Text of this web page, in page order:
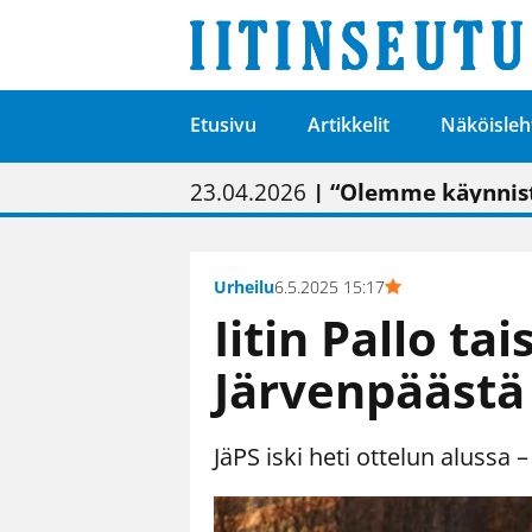
Etusivu Artikkelit
01.02.2026 | Painon
05.02.2026 | Uudistettu
23.04.2026 | “Olemme
09.05.2026| "Maalla on
Urheilu6.5.2025 15:17
Iitin Pallo
Järvenpäästä
JäPS iski heti ottelun alussa